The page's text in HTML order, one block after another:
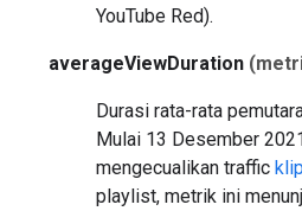
YouTube Red).
averageViewDuration
Durasi rata-rata
Mulai 13 Desember
mengecualikan traffic
playlist, metrik ini